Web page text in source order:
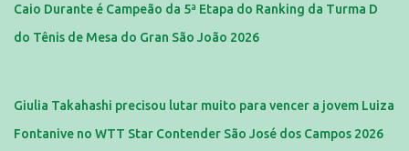
Caio Durante é Campeão da 5ª Etapa do Ranking da Turma D
do Tênis de Mesa do Gran São João 2026
Giulia Takahashi precisou lutar muito para vencer a jovem Luiza
Fontanive no WTT Star Contender São José dos Campos 2026